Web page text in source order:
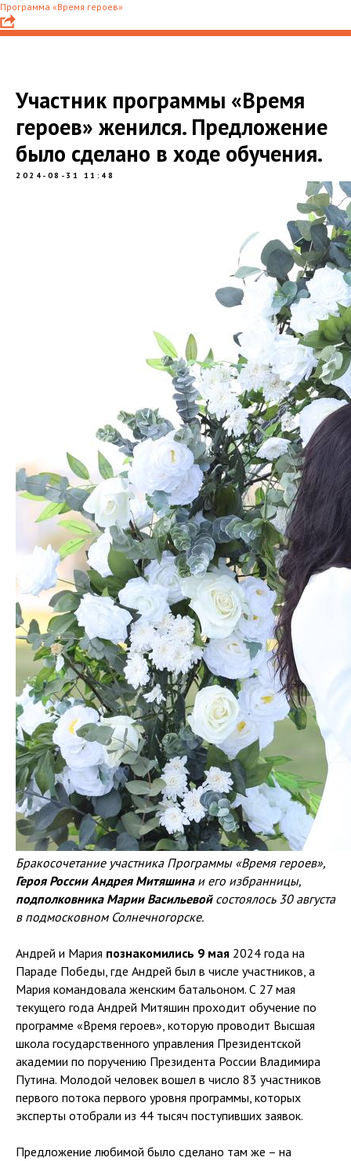
Программа «Время героев»
Участник программы «Время
героев» женился. Предложение
было сделано в ходе обучения.
2024-08-31 11:48
Бракосочетание участника Программы «Время героев»,
Героя России Андрея Митяшинаи его избранницы,
подполковника Марии Васильевойсостоялось 30 августа
в подмосковном Солнечногорске.
Андрей и Мария познакомились 9 мая 2024 года на
Параде Победы, где Андрей был в числе участников, а
Мария командовала женским батальоном. С 27 мая
текущего года Андрей Митяшин проходит обучение по
программе «Время героев», которую проводит Высшая
школа государственного управления Президентской
академии по поручению Президента России Владимира
Путина. Молодой человек вошел в число 83 участников
первого потока первого уровня программы, которых
эксперты отобрали из 44 тысяч поступивших заявок.
Предложение любимой было сделано там же – на